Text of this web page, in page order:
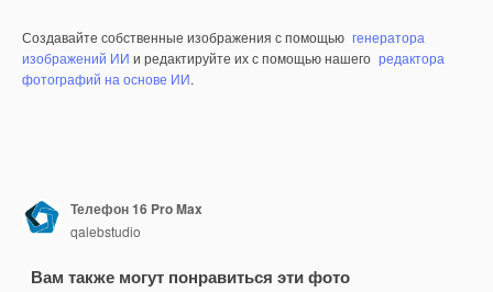
Создавайте собственные изображения с помощью генератора
изображений ИИ и редактируйте их с помощью нашего редактора
фотографий на основе ИИ.
Телефон 16 Pro Max
qalebstudio
Вам также могут понравиться эти фото